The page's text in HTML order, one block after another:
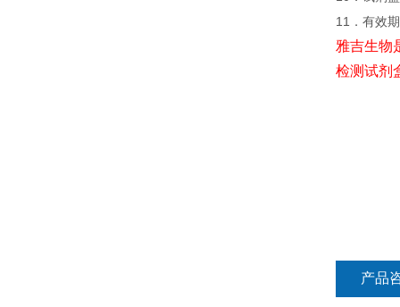
11．有效
雅吉生物
检测试剂
产品